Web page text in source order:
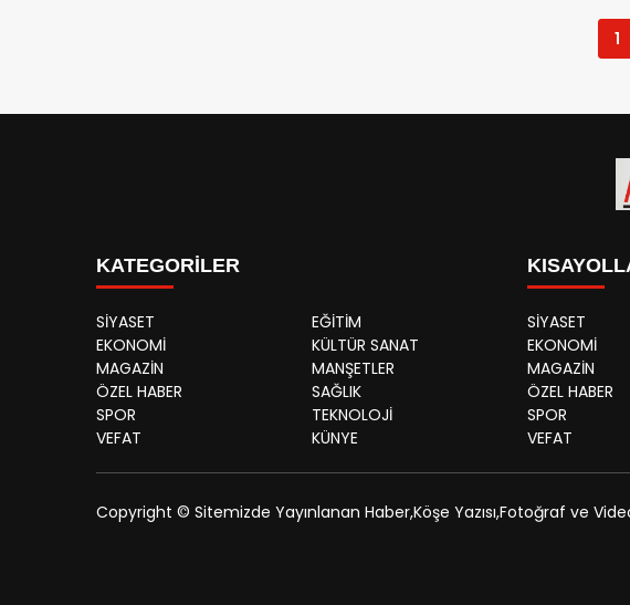
Yeniden İnşa
1
KATEGORİLER
SİYASET
EĞİTİM
EKONOMİ
KÜLTÜR SANAT
MAGAZİN
MANŞETLER
ÖZEL HABER
SAĞLIK
SPOR
TEKNOLOJİ
VEFAT
KÜNYE
SİYASET
EKONOMİ
MAGAZİN
ÖZEL HABER
SPOR
VEFAT
Copyright © Sitemizde Yayınlanan Haber,Köşe Yazısı,Fotoğraf ve